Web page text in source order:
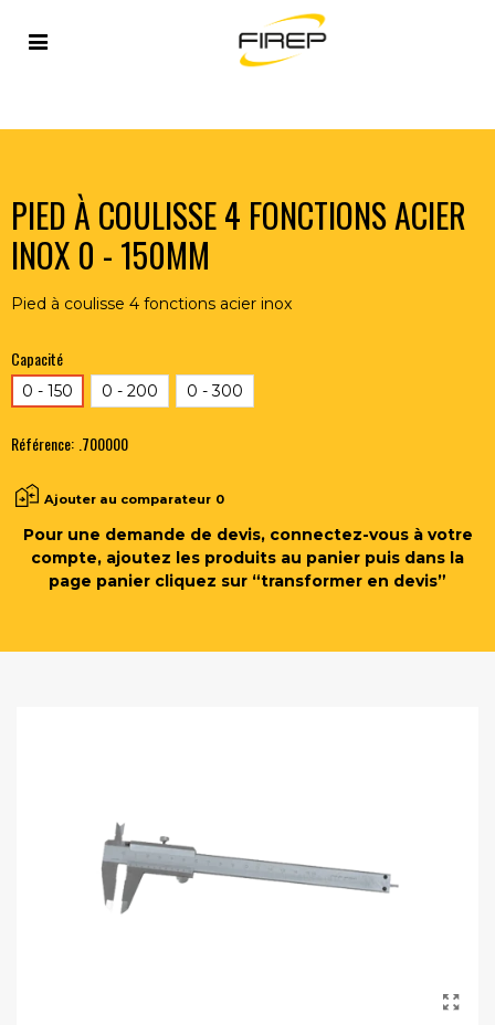
Accueil OUTILLAGE DU SOUDEUR >
PIED À COULISSE 4 FONCTIONS ACIER INOX 0 - 150MM
PIED À COULISSE 4 FONCTIONS ACIER
INOX 0 - 150MM
Pied à coulisse 4 fonctions acier inox
Capacité
0 - 150 0 - 200 0 - 300
Référence: .700000
Ajouter au comparateur 0
Pour une demande de devis, connectez-vous à votre
compte, ajoutez les produits au panier puis dans la
page panier cliquez sur “transformer en devis”